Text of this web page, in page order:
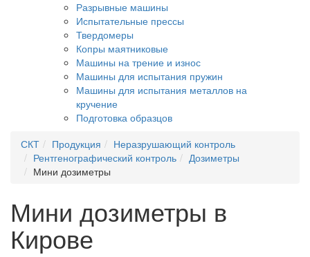
Разрывные машины
Испытательные прессы
Твердомеры
Копры маятниковые
Машины на трение и износ
Машины для испытания пружин
Машины для испытания металлов на
кручение
Подготовка образцов
СКТ
Продукция
Неразрушающий контроль
Рентгенографический контроль
Дозиметры
Мини дозиметры
Мини дозиметры в
Кирове